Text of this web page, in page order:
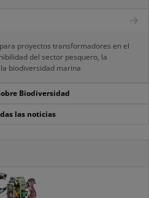
proyectos transformadores en el
del sector pesquero, la
biodiversidad marina
Biodiversidad
las noticias